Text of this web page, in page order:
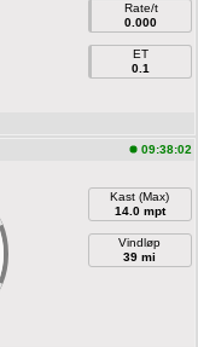
Rate/t
0.000
ET
0.1
09:38:02
Kast (Max)
14.0 mpt
Vindløp
39 mi